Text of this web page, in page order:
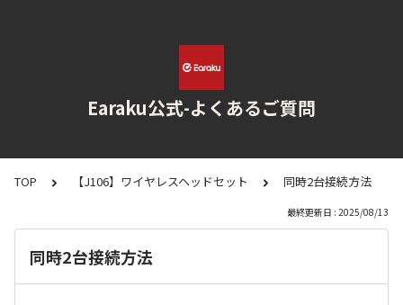
Earaku公式-よくあるご質問
TOP 【J106】ワイヤレスヘッドセット 同時2台接続方法
最終更新日 : 2025/08/13
同時2台接続方法